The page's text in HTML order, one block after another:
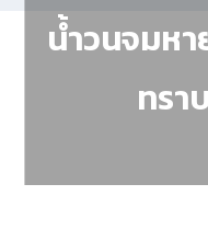
น้ำวนจมห
ทรา